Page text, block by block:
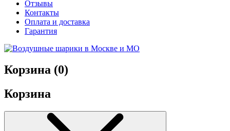
Отзывы
Контакты
Оплата и доставка
Гарантия
Корзина (0)
Корзина